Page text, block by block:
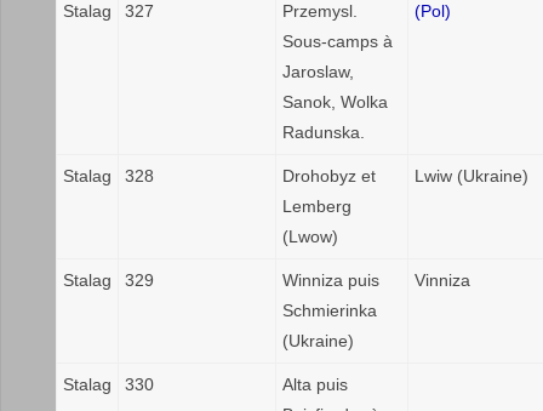
Stalag 327
Przemysl.
Sous-camps à
Jaroslaw,
Sanok, Wolka
Radunska.
(Pol)
Stalag 328
Drohobyz et
Lemberg
(Lwow)
Lwiw (Ukraine)
Stalag 329
Winniza puis
Schmierinka
(Ukraine)
Vinniza
Stalag 330
Alta puis